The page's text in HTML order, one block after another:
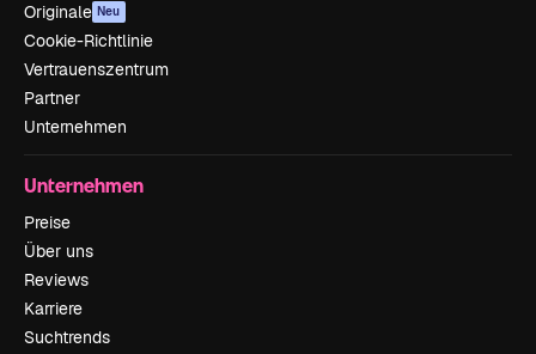
Originale Neu
Cookie-Richtlinie
Vertrauenszentrum
Partner
Unternehmen
Unternehmen
Preise
Über uns
Reviews
Karriere
Suchtrends